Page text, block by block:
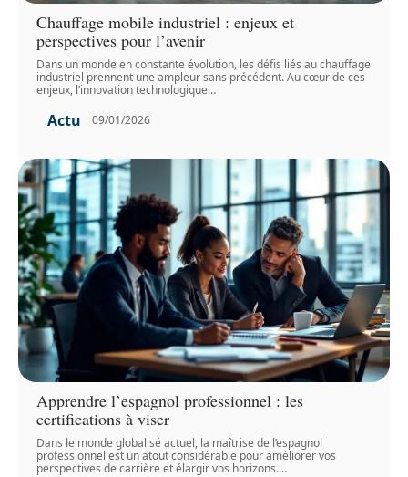
Chauffage mobile industriel : enjeux et
perspectives pour l’avenir
Dans un monde en constante évolution, les défis liés au chauffage
industriel prennent une ampleur sans précédent. Au cœur de ces
enjeux, l’innovation technologique…
Actu 09/01/2026
Apprendre l’espagnol professionnel : les
certifications à viser
Dans le monde globalisé actuel, la maîtrise de l’espagnol
professionnel est un atout considérable pour améliorer vos
perspectives de carrière et élargir vos horizons.…